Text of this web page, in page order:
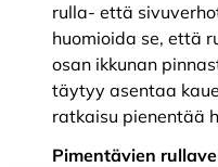
rulla- että
huomioida se, että
osan ikkunan
täytyy asentaa
ratkaisu pienentää
Pimentävien